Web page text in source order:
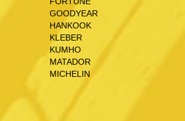
GOODYEAR
HANKOOK
KLEBER
KUMHO
MATADOR
MICHELIN